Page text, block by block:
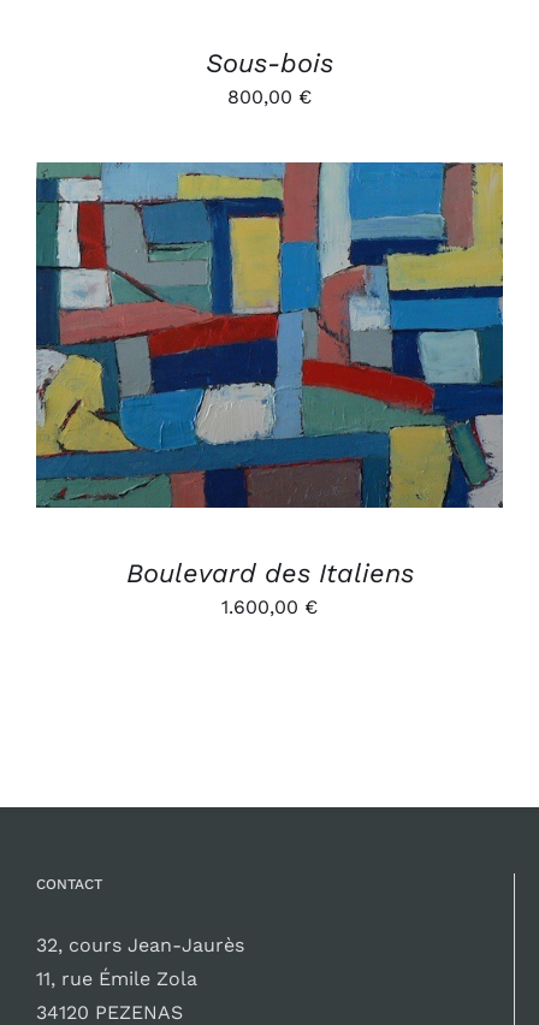
Sous-bois
800,00 €
AJOUTER AU PANIER
/
DÉTAILS
Boulevard des Italiens
1.600,00 €
CONTACT
32, cours Jean-Jaurès
11, rue Émile Zola
34120 PEZENAS